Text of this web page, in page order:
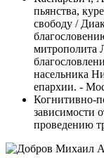
пьянства,
свободу /
митрополита
насельника
епархии. -
Когнитивно-
зависимости
проведению